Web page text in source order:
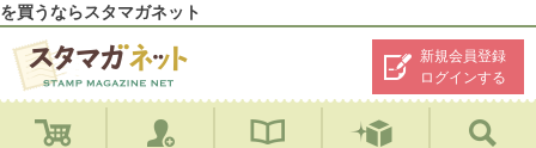
を買うならスタマガネット
新規会員登録
ログインする